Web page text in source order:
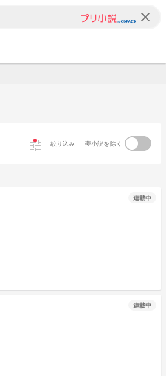
clear
tune 絞り込み 夢小説を除く
連載中
連載中